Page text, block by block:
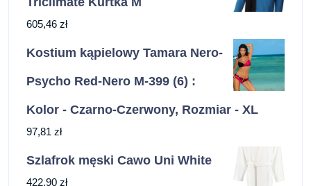
605,46 zł
Kostium kąpielowy Tamara Nero-
Psycho Red-Nero M-399 (6) :
Kolor - Czarno-Czerwony, Rozmiar - XL
97,81 zł
Szlafrok męski Cawo Uni White
422,90 zł